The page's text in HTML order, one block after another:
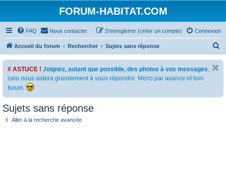
FORUM-HABITAT.COM
FAQ Nous contacter Connexion
S’enregistrer (créer un compte)
Accueil du forum Rechercher Sujets sans réponse
e
# ASTUCE ! Joignez, autant que possible, des photos à vos messages,
cela nous aidera grandement à vous répondre. Merci par avance et bon
forum.
Sujets sans réponse
Aller à la recherche avancée